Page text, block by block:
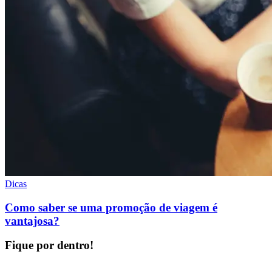
Dicas
Como saber se uma promoção de viagem é
vantajosa?
Fique por dentro!